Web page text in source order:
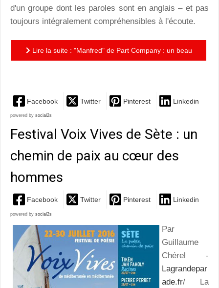
d'un groupe dont les paroles sont en anglais – et pas
toujours intégralement compréhensibles à l'écoute.
Lire la suite : "Manfred" de Part Company : un beau
Facebook Twitter Pinterest Linkedin
powered by social2s
Festival Voix Vives de Sète : un
chemin de paix au cœur des
hommes
Facebook Twitter Pinterest Linkedin
powered by social2s
Par
Guillaume
Chérel -
Lagrandepar
ade.fr/ La